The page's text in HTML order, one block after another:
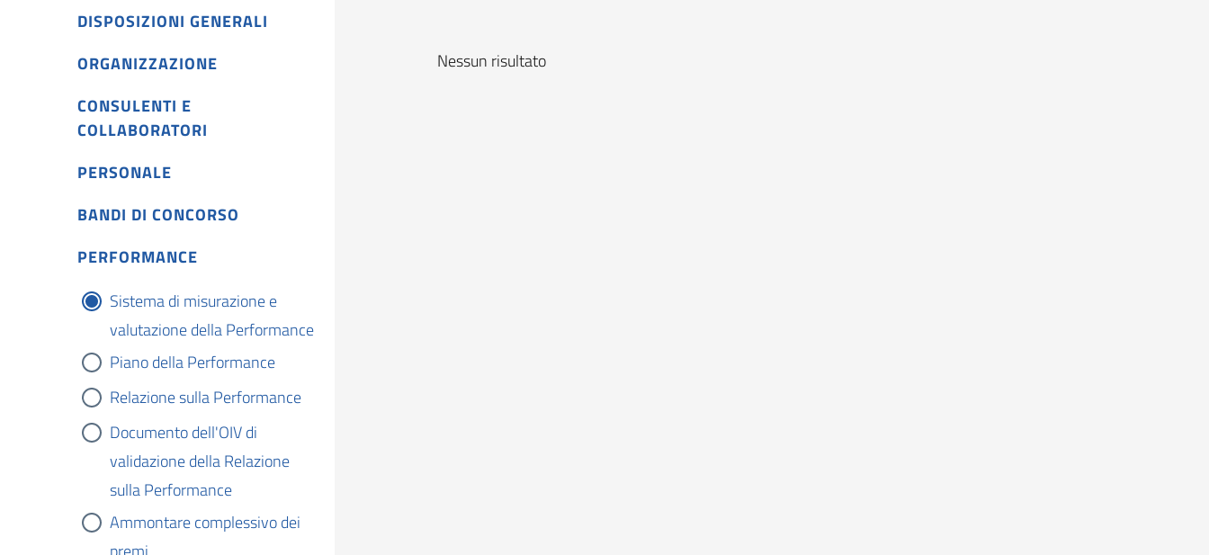
DISPOSIZIONI GENERALI
ORGANIZZAZIONE
CONSULENTI E
COLLABORATORI
PERSONALE
BANDI DI CONCORSO
PERFORMANCE
Sistema di misurazione e
valutazione della Performance
Piano della Performance
Relazione sulla Performance
Documento dell'OIV di
validazione della Relazione
sulla Performance
Ammontare complessivo dei
Nessun risultato